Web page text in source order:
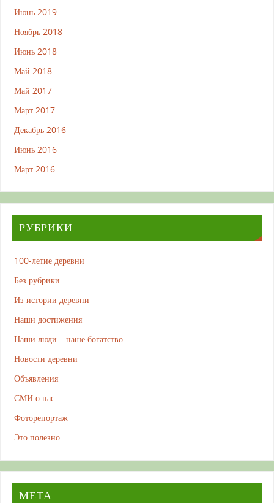
Июнь 2019
Ноябрь 2018
Июнь 2018
Май 2018
Май 2017
Март 2017
Декабрь 2016
Июнь 2016
Март 2016
РУБРИКИ
100-летие деревни
Без рубрики
Из истории деревни
Наши достижения
Наши люди – наше богатство
Новости деревни
Объявления
СМИ о нас
Фоторепортаж
Это полезно
МЕТА